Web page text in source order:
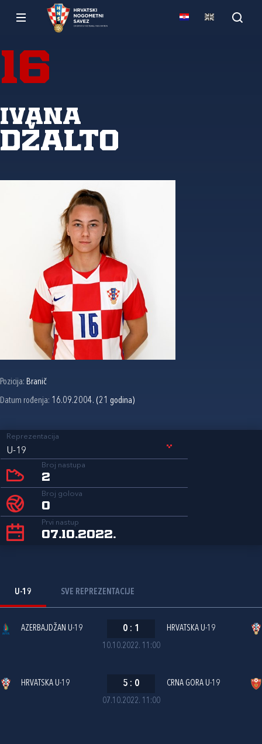
16
Ivana
Džalto
Pozicija: Branič
Datum rođenja: 16.09.2004. (21 godina)
Reprezentacija
U-19
Broj nastupa
2
Broj golova
0
Prvi nastup
07.10.2022.
U-19 SVE REPREZENTACIJE
10.10.2022. 11:00
AZERBAJDŽAN U-19 0 : 1 HRVATSKA U-19
07.10.2022. 11:00
HRVATSKA U-19 5 : 0 CRNA GORA U-19